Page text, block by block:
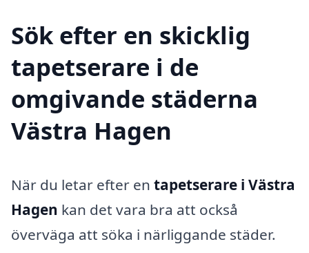
Sök efter en skicklig
tapetserare i de
omgivande städerna
Västra Hagen
När du letar efter en tapetserare i Västra
Hagen kan det vara bra att också
överväga att söka i närliggande städer.